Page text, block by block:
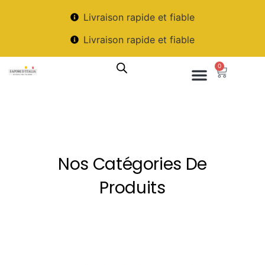
Livraison rapide et fiable
Livraison rapide et fiable
0
Nos Catégories De
Produits